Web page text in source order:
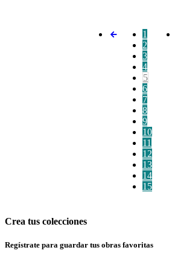
1
2
3
4
5
6
7
8
9
10
11
12
13
14
15
Crea tus colecciones
Regístrate para guardar tus obras favoritas